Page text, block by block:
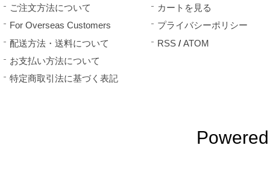
ご注文方法について
For Overseas Customers
配送方法・送料について
お支払い方法について
特定商取引法に基づく表記
カートを見る
プライバシーポリシー
RSS / ATOM